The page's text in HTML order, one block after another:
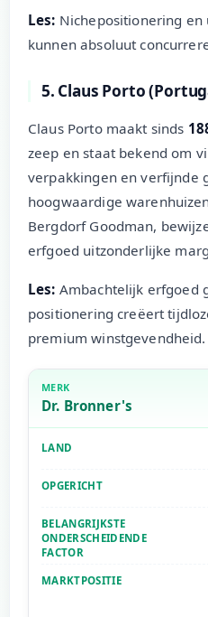
Les: Nichepositionering
kunnen absoluut
5. Claus Porto
Claus Porto maakt sinds
zeep en staat bekend om
verpakkingen en verfijnde
hoogwaardige
Bergdorf Goodman,
erfgoed uitzonderlijke
Les: Ambachtelijk erfgoed
positionering creëert
premium winstgevendheid.
Dr. Bronner's